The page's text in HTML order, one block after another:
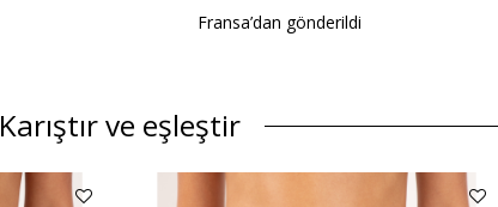
Fransa’dan gönderildi
Karıştır ve eşleştir